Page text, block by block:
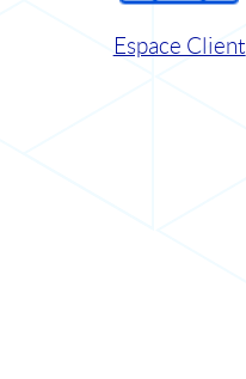
Espace Client